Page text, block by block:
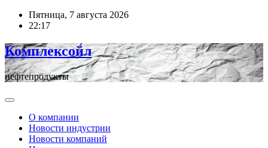
ПерейтиПятница, 7 августа 2026
22:17
Комплексойл
нефтепродукты
О компании
Новости индустрии
Новости компаний